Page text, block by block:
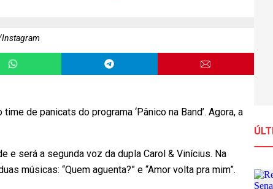
de panicats do programa ‘Pânico na Band’. Agora, a
e será a segunda voz da dupla Carol & Vinícius. Na
músicas: “Quem aguenta?” e “Amor volta pra mim”.